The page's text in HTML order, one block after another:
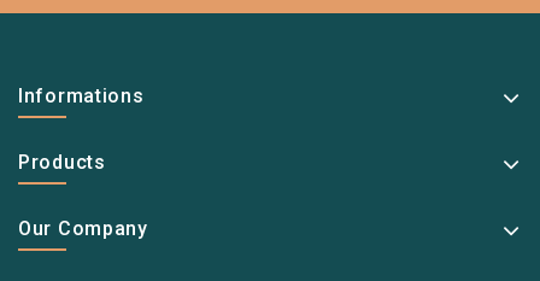
Informations
Products
Our Company